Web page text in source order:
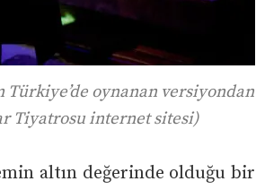
Türkiye’de oynanan versiyondan
Tiyatrosu internet sitesi)
altın değerinde olduğu bir